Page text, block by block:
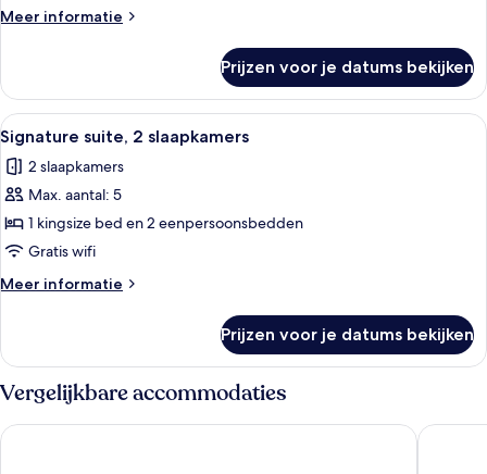
Meer informatie
Meer
suite
(Maximilian)
Prijzen voor je datums bekijken
Alle
foto's
voor
Signature
suite,
2
slaapkamers
laden
Een badkamer met een grote
8
Signature suite, 2 slaapkamers
2 slaapkamers
Max. aantal: 5
1 kingsize bed en 2 eenpersoonsbedden
Gratis wifi
Meer informatie
Meer
suite,
slaapkamers
Prijzen voor je datums bekijken
Vergelijkbare accommodaties
Sofitel Munich Bayerpost Hotel